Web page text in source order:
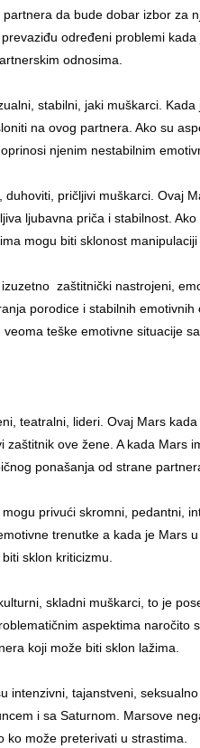
da bude dobar izbor za
određeni problemi
odnosima.
stabilni, jaki muškarci.
na ovog partnera. Ako su
njenim nestabilnim
pričljivi muškarci. Ovaj
ljubavna priča i stabilnost.
mogu biti sklonost manipulaciji
zaštitnički nastrojeni,
porodice i stabilnih
teške emotivne situacije
teatralni, lideri. Ovaj Mars
ove žene. A kada Mars
ponašanja od strane
privući skromni, pedantni,
trenutke a kada je Mars
biti sklon kriticizmu.
skladni muškarci, to je
aspektima naročito
koji može biti sklon lažima.
intenzivni, tajanstveni,
i sa Saturnom. Marsove
ko može preterivati u strastima.